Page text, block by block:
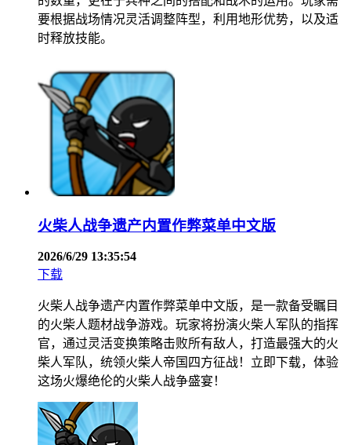
要根据战场情况灵活调整阵型，利用地形优势，以及适
时释放技能。
火柴人战争遗产内置作弊菜单中文版
2026/6/29 13:35:54
下载
火柴人战争遗产内置作弊菜单中文版，是一款备受瞩目
的火柴人题材战争游戏。玩家将扮演火柴人军队的指挥
官，通过灵活变换策略击败所有敌人，打造最强大的火
柴人军队，统领火柴人帝国四方征战！立即下载，体验
这场火爆绝伦的火柴人战争盛宴！